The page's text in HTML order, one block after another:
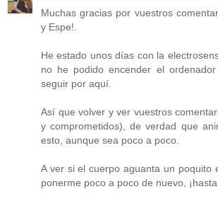
Muchas gracias por vuestros
y Espe!.
He estado unos días con la
no he podido encender el
seguir por aquí.
Así que volver y ver vuestros
y comprometidos), de verdad que
esto, aunque sea poco a poco.
A ver si el cuerpo aguanta un poquito
ponerme poco a poco de nuevo,